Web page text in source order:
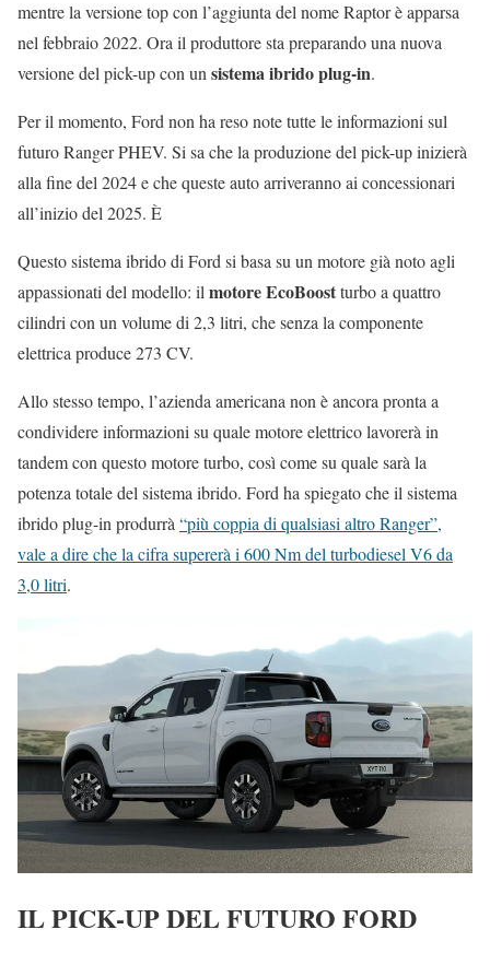
mentre la versione top con l’aggiunta del nome Raptor è apparsa
nel febbraio 2022. Ora il produttore sta preparando una nuova
versione del pick-up con unsistema ibrido plug-in.
Per il momento, Ford non ha reso note tutte le informazioni sul
futuro Ranger PHEV. Si sa che la produzione del pick-up inizierà
alla fine del 2024 e che queste auto arriveranno ai concessionari
all’inizio del 2025. È
Questo sistema ibrido di Ford si basa su un motore già noto agli
appassionati del modello: ilmotore EcoBoostturbo a quattro
cilindri con un volume di 2,3 litri, che senza la componente
elettrica produce 273 CV.
Allo stesso tempo, l’azienda americana non è ancora pronta a
condividere informazioni su quale motore elettrico lavorerà in
tandem con questo motore turbo, così come su quale sarà la
potenza totale del sistema ibrido. Ford ha spiegato che il sistema
ibrido plug-in produrrà“più coppia di qualsiasi altro Ranger”,
vale a dire che la cifra supererà i 600 Nm del turbodiesel V6 da
3,0 litri.
IL PICK-UP DEL FUTURO FORD